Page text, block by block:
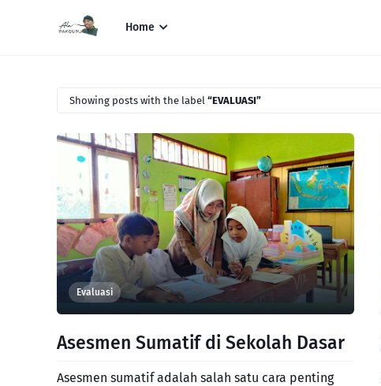
Home
Showing posts with the label EVALUASI
Evaluasi
Asesmen Sumatif di Sekolah Dasar
Asesmen sumatif adalah salah satu cara penting